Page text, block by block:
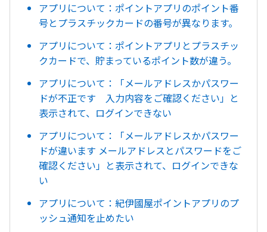
アプリについて：ポイントアプリのポイント番
号とプラスチックカードの番号が異なります。
アプリについて：ポイントアプリとプラスチッ
クカードで、貯まっているポイント数が違う。
アプリについて：「メールアドレスかパスワー
ドが不正です 入力内容をご確認ください」と
表示されて、ログインできない
アプリについて：「メールアドレスかパスワー
ドが違います メールアドレスとパスワードをご
確認ください」と表示されて、ログインできな
い
アプリについて：紀伊國屋ポイントアプリのプ
ッシュ通知を止めたい